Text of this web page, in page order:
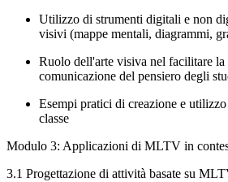
Utilizzo di strumenti digitali e non
visivi (mappe mentali, diagrammi,
Ruolo dell'arte visiva nel facilitare la
comunicazione del pensiero degli
Esempi pratici di creazione e
classe
Modulo 3: Applicazioni di MLTV in
3.1 Progettazione di attività basate su